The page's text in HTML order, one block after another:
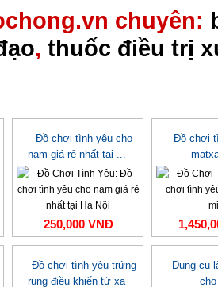
chuyên:
, thuốc điều trị
Đồ chơi tình yêu cho
nam giá rẻ nhất tại ...
250,000 VNĐ
Đồ chơi
Đồ chơi tình yêu trứng
rung điều khiển từ xa
Dụng cụ